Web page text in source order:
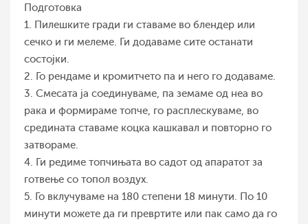
Подготовка
1. Пилешките гради ги ставаме во блендер или
сечко и ги мелеме. Ги додаваме сите останати
состојки.
2. Го рендаме и кромитчето па и него го додаваме.
3. Смесата ја соединуваме, па земаме од неа во
рака и формираме топче, го расплескуваме, во
средината ставаме коцка кашкавал и повторно го
затвораме.
4. Ги редиме топчињата во садот од апаратот за
готвење со топол воздух.
5. Го вклучуваме на 180 степени 18 минути. По 10
минути можете да ги превртите или пак само да го